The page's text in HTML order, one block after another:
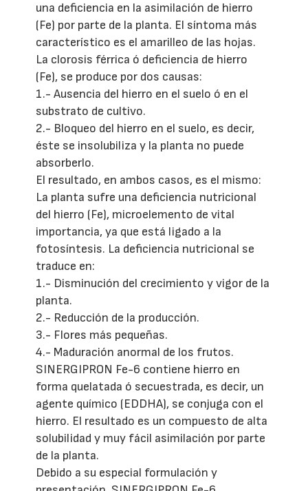
una deficiencia en la asimilación de hierro
(Fe) por parte de la planta. El síntoma más
característico es el amarilleo de las hojas.
La clorosis férrica ó deficiencia de hierro
(Fe), se produce por dos causas:
1.- Ausencia del hierro en el suelo ó en el
substrato de cultivo.
2.- Bloqueo del hierro en el suelo, es decir,
éste se insolubiliza y la planta no puede
absorberlo.
El resultado, en ambos casos, es el mismo:
La planta sufre una deficiencia nutricional
del hierro (Fe), microelemento de vital
importancia, ya que está ligado a la
fotosíntesis. La deficiencia nutricional se
traduce en:
1.- Disminución del crecimiento y vigor de la
planta.
2.- Reducción de la producción.
3.- Flores más pequeñas.
4.- Maduración anormal de los frutos.
SINERGIPRON Fe-6 contiene hierro en
forma quelatada ó secuestrada, es decir, un
agente químico (EDDHA), se conjuga con el
hierro. El resultado es un compuesto de alta
solubilidad y muy fácil asimilación por parte
de la planta.
Debido a su especial formulación y